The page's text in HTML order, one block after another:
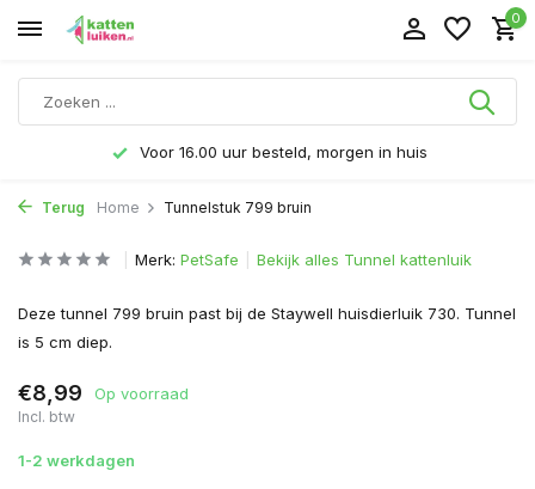
0
Voor 16.00 uur besteld, morgen in huis
Terug Home Tunnelstuk 799 bruin
Merk: PetSafe Bekijk alles Tunnel kattenluik
Deze tunnel 799 bruin past bij de Staywell huisdierluik 730. Tunnel
is 5 cm diep.
€8,99 Op voorraad
Incl. btw
1-2 werkdagen